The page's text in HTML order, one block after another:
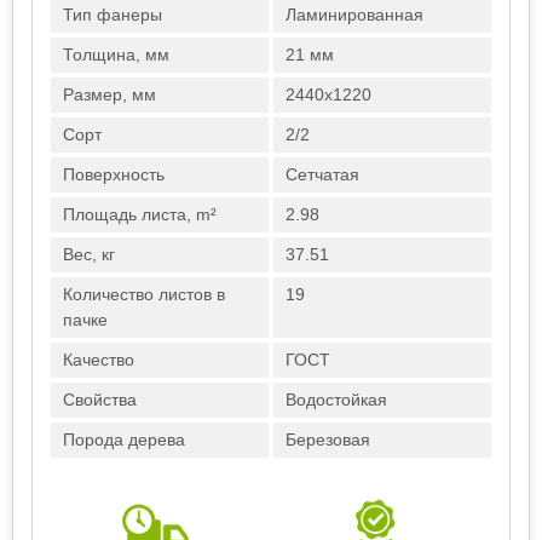
Тип фанеры Ламинированная
Толщина, мм 21 мм
Размер, мм 2440х1220
Сорт 2/2
Поверхность Сетчатая
Площадь листа, m² 2.98
Вес, кг 37.51
Количество листов в
пачке
19
Качество ГОСТ
Свойства Водостойкая
Порода дерева Березовая